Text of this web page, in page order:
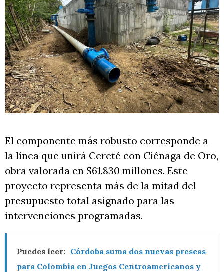
El componente más robusto corresponde a
la línea que unirá Cereté con Ciénaga de Oro,
obra valorada en $61.830 millones. Este
proyecto representa más de la mitad del
presupuesto total asignado para las
intervenciones programadas.
Puedes leer: Córdoba suma dos nuevas preseas
para Colombia en Juegos Centroamericanos y